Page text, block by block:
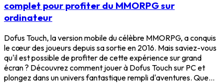
complet pour profiter du MMORPG sur
ordinateur
Dofus Touch, la version mobile du célèbre MMORPG, a conquis
le cœur des joueurs depuis sa sortie en 2016. Mais saviez-vous
qu'il est possible de profiter de cette expérience sur grand
écran ? Découvrez comment jouer à Dofus Touch sur PC et
plongez dans un univers fantastique rempli d'aventures. Que...